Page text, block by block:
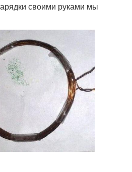
своими руками мы